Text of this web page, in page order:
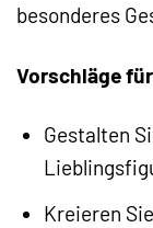
besonderes
Vorschläge
Gestalten
Kreieren